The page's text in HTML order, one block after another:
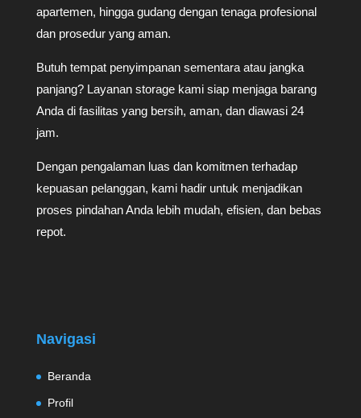
apartemen, hingga gudang dengan tenaga profesional
dan prosedur yang aman.
Butuh tempat penyimpanan sementara atau jangka
panjang? Layanan storage kami siap menjaga barang
Anda di fasilitas yang bersih, aman, dan diawasi 24
jam.
Dengan pengalaman luas dan komitmen terhadap
kepuasan pelanggan, kami hadir untuk menjadikan
proses pindahan Anda lebih mudah, efisien, dan bebas
repot.
Navigasi
Beranda
Profil